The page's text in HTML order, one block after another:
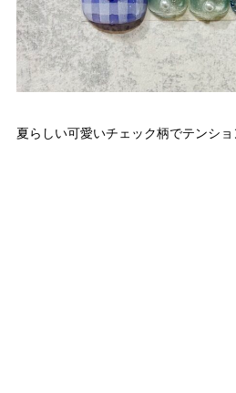
夏らしい可愛いチェック柄でテンシ